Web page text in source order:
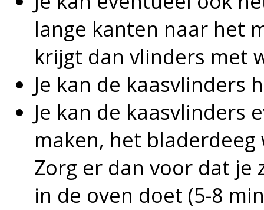
lange kanten naar het
krijgt dan vlinders met
Je kan de kaasvlinders
Je kan de kaasvlinders
maken, het
Zorg er dan voor dat je
in de oven doet (5-8